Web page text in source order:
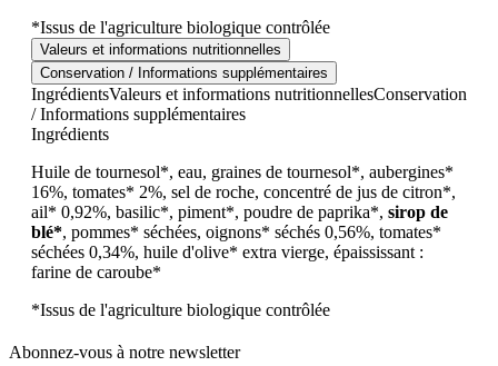
*Issus de l'agriculture biologique contrôlée
Valeurs et informations nutritionnelles
Conservation / Informations supplémentaires
IngrédientsValeurs et informations nutritionnellesConservation
/ Informations supplémentaires
Ingrédients
Huile de tournesol*, eau, graines de tournesol*, aubergines*
16%, tomates* 2%, sel de roche, concentré de jus de citron*,
ail* 0,92%, basilic*, piment*, poudre de paprika*, sirop de
blé*, pommes* séchées, oignons* séchés 0,56%, tomates*
séchées 0,34%, huile d'olive* extra vierge, épaississant :
farine de caroube*
*Issus de l'agriculture biologique contrôlée
Abonnez-vous à notre newsletter